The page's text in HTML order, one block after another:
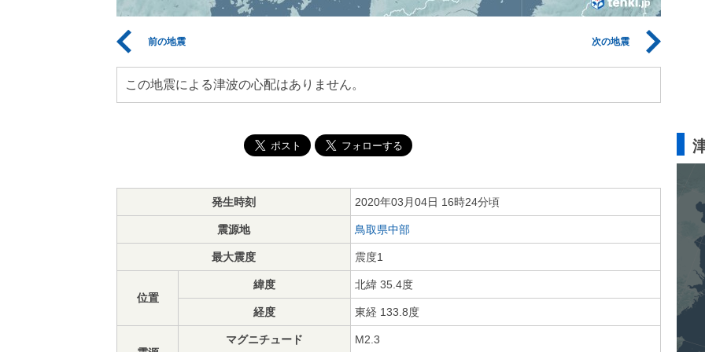
前の地震 次の地震
この地震による津波の心配はありません。
発生時刻 2020年03月04日 16時24分頃
震源地 鳥取県中部
最大震度 震度1
位置
緯度 北緯 35.4度
経度 東経 133.8度
マグニチュード M2.3